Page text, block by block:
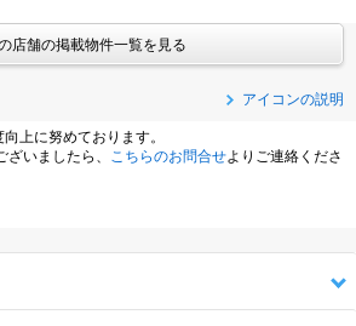
店舗の掲載物件一覧を見る
アイコンの説明
上に努めております。
いましたら、
こちらのお問合せよりご連絡くださ